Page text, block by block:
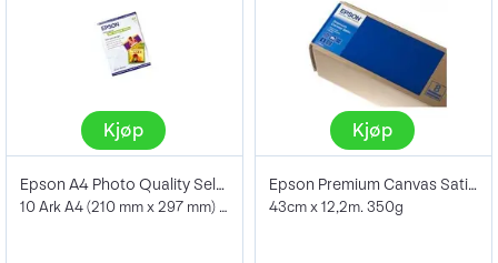
Kjøp
Epson A4 Photo Quality Self Adhesive
10 Ark A4 (210 mm x 297 mm) 167 g/m²
Kjøp
Epson Premium Canvas Satin 17" 350g
43cm x 12,2m. 350g